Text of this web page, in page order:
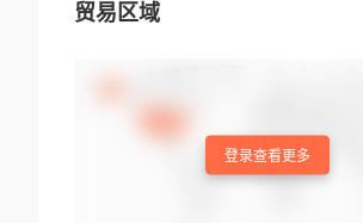
贸易区域
登录查看更多